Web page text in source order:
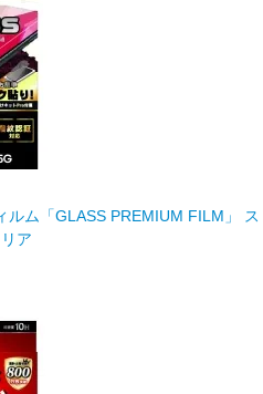
ルム「GLASS PREMIUM FILM」 ス
ア